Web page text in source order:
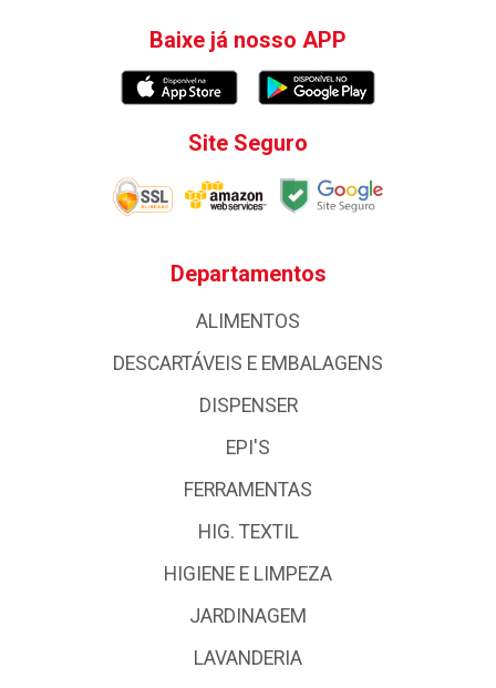
Baixe já nosso APP
Site Seguro
Departamentos
ALIMENTOS
DESCARTÁVEIS E EMBALAGENS
DISPENSER
EPI'S
FERRAMENTAS
HIG. TEXTIL
HIGIENE E LIMPEZA
JARDINAGEM
LAVANDERIA